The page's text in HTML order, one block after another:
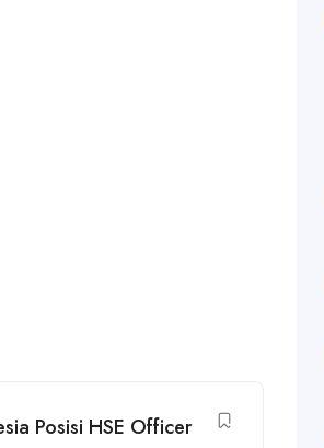
Posisi HSE Officer